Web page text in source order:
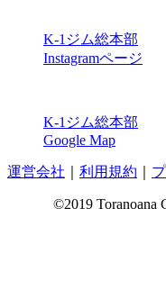
K-1ジム総本部
Instagramページ
K-1ジム総本部
Google Map
運営会社 利用規約
©2019 Toranoana